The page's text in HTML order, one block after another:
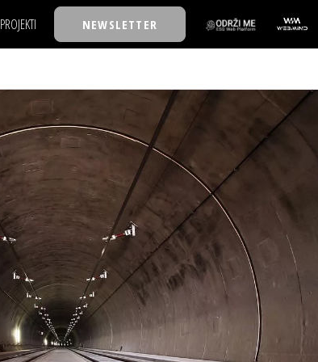
PROJEKTI
TASTY TALKS
30 ISPOD 30
BACK TO OFFICE/SCHOOL
BIZBENDOVI
BIZKOLEGIJUM
BMW BIZNIS LIGA
BIZLIFE WEEK
IZJAVA GODINE
NEWSLETTER
NAJKOLEGA
30 ISPOD 30
BACK TO OFFICE/SCHOOL
BIZBENDOVI
BIZKOLEGIJUM
BMW BIZNIS LIGA
BIZLIFE WEEK
IZJAVA GODINE